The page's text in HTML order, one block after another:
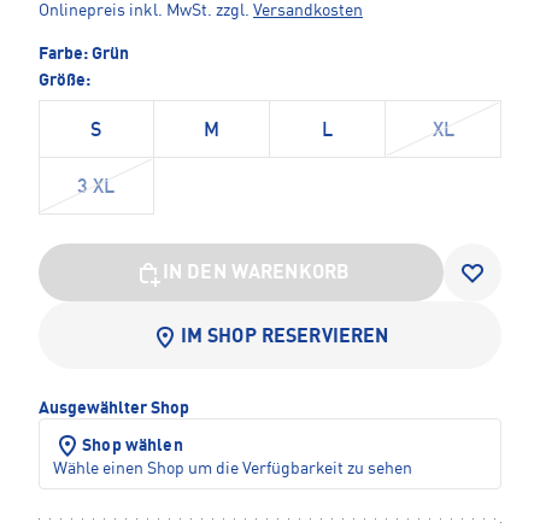
Onlinepreis inkl. MwSt. zzgl. Versandkosten
Farbe: Grün
Größe:
S M L XL
3 XL
IN DEN WARENKORB
IM SHOP RESERVIEREN
Ausgewählter Shop
Shop wählen
Wähle einen Shop um die Verfügbarkeit zu sehen